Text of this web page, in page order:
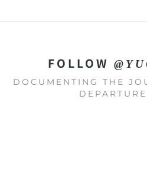
FOLLOW
DOCUMENTING THE